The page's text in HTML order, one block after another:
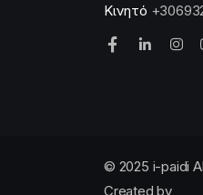
Κινητό
© 2025 i-paidi
Created by